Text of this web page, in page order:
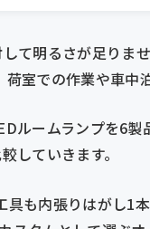
て明るさが足りま
室での作業や車中
ルームランプを6製
していきます。
も内張りはがし1